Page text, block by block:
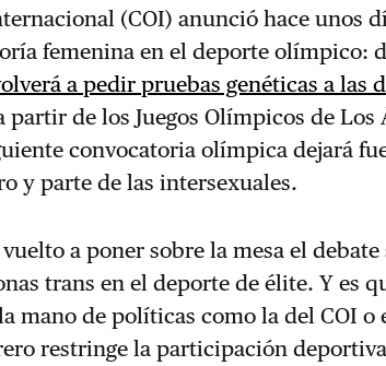
(COI) anunció hace unos
femenina en el deporte olímpico:
a pedir pruebas genéticas a las
partir de los Juegos Olímpicos de Los
convocatoria olímpica dejará
y parte de las intersexuales.
a poner sobre la mesa el debate
trans en el deporte de élite. Y es
mano de políticas como la del COI o
restringe la participación